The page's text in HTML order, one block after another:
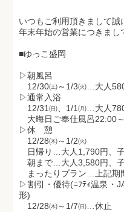
いつもご利用頂きまして誠
年末年始の営業につきまし
■ゆっこ盛岡
▷朝風呂
12/30㈯～1/3㈫…大人
▷通常入浴
12/31㈰、1/1㈪…大人
大晦日ご奉仕風呂22:00
▷休 憩
12/28㈭～1/2㈫
日帰り…大人1,790円、
朝まで…大人3,580円、
まったりプラン…上記期
▷割引・優待(ﾆﾌﾃｨ温泉・
形)
12/28㈭～1/7㈰…休止